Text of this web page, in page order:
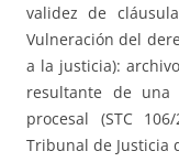
validez de
Vulneración del
a la justicia):
resultante de
procesal (STC
Tribunal de Justicia